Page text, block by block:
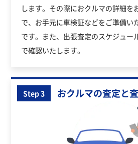
します。その際におクルマの詳細を
で、お手元に車検証などをご準備い
です。また、出張査定のスケジュー
で確認いたします。
Step 3 おクルマの査定と